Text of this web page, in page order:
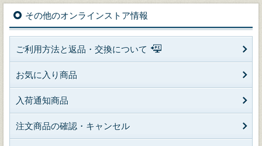
その他のオンラインストア情報
ご利用方法と返品・交換について
お気に入り商品
入荷通知商品
注文商品の確認・キャンセル